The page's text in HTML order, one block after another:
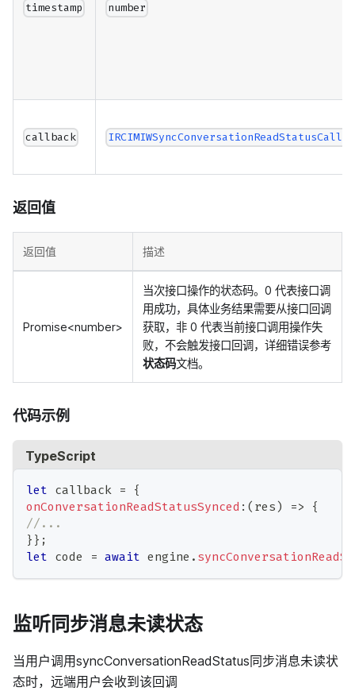
timestamp number
callback
返回值
返回值 描述
Promise<number>
当次接口操作的状态码。0 代表接口调
用成功，具体业务结果需要从接口回调
获取，非 0 代表当前接口调用操作失
败，不会触发接口回调，详细错误参考
状态码文档。
代码示例
TypeScript
let callback = {
onConversationReadStatusSynced : ( res) => {
//...
} } ;
let code = await engine .
监听同步消息未读状态
当用户调用syncConversationReadStatus同步消息未读状
态时，远端用户会收到该回调